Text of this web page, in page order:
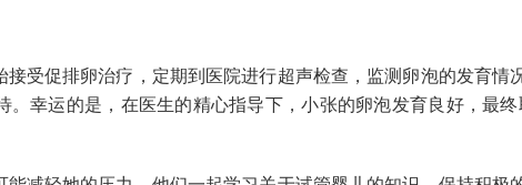
受促排卵治疗，定期到医院进行超声检查，监测卵泡的发育情
。幸运的是，在医生的精心指导下，小张的卵泡发育良好，最终